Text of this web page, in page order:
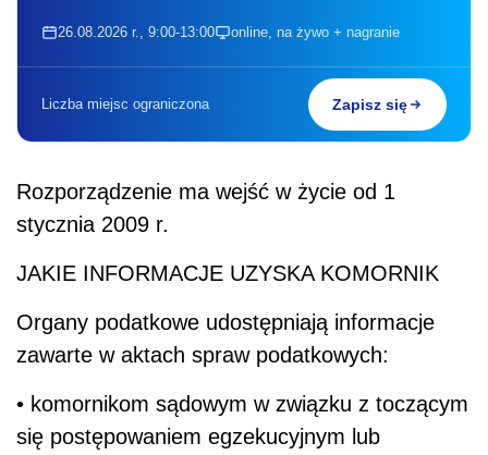
26.08.2026 r., 9:00-13:00 online, na żywo + nagranie
Liczba miejsc ograniczona Zapisz się
Rozporządzenie ma wejść w życie od 1
stycznia 2009 r.
JAKIE INFORMACJE UZYSKA KOMORNIK
Organy podatkowe udostępniają informacje
zawarte w aktach spraw podatkowych:
• komornikom sądowym w związku z toczącym
się postępowaniem egzekucyjnym lub